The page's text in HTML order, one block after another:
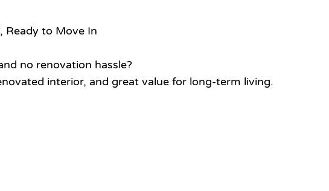
Ready to Move In
no renovation hassle?
interior, and great value for long-term living.